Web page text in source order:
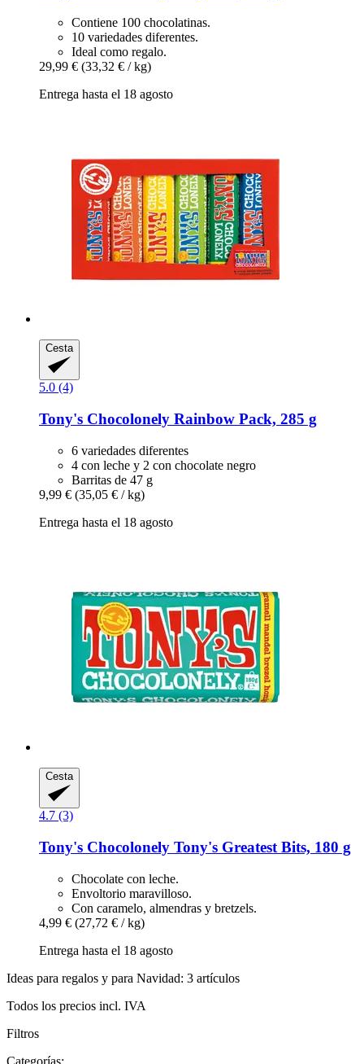
Contiene 100 chocolatinas.
10 variedades diferentes.
Ideal como regalo.
29,99 € (33,32 € / kg)
Entrega hasta el 18 agosto
Cesta
5.0 (4)
Tony's Chocolonely Rainbow Pack, 285 g
6 variedades diferentes
4 con leche y 2 con chocolate negro
Barritas de 47 g
9,99 € (35,05 € / kg)
Entrega hasta el 18 agosto
Cesta
4.7 (3)
Tony's Chocolonely Tony's Greatest Bits, 180 g
Chocolate con leche.
Envoltorio maravilloso.
Con caramelo, almendras y bretzels.
4,99 € (27,72 € / kg)
Entrega hasta el 18 agosto
Ideas para regalos y para Navidad: 3 artículos
Todos los precios incl. IVA
Filtros
Categorías: